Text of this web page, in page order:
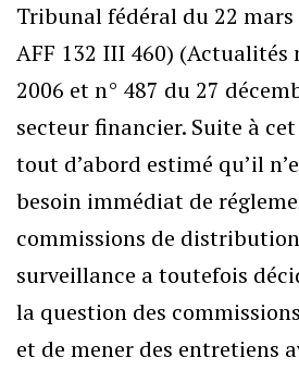
Tribunal fédéral du 22
AFF 132 III 460) (Actualités
2006 et n° 487 du 27
secteur financier. Suite à
tout d’abord estimé qu’il
besoin immédiat de
commissions de
surveillance a toutefois
la question des
et de mener des entretiens